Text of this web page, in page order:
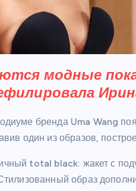
модные
бренда Uma Wang
один из образов,
total black: жакет с
образ